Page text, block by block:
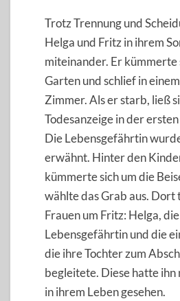
Trotz Trennung und
Helga und Fritz in ihrem
miteinander. Er kümmerte
Garten und schlief in
Zimmer. Als er starb, ließ
Todesanzeige in der
Die Lebensgefährtin
erwähnt. Hinter den
kümmerte sich um die
wählte das Grab aus.
Frauen um Fritz: Helga, die
Lebensgefährtin und die
die ihre Tochter zum
begleitete. Diese hatte
in ihrem Leben gesehen.